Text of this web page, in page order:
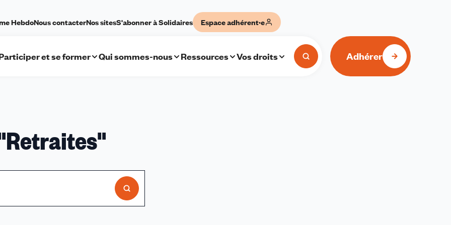
HebdoNous contacterNos sitesS'abonner à Solidaires Espace adhérent·e
et se former Qui sommes-nous Ressources Vos droits Adhérer
Retraites"